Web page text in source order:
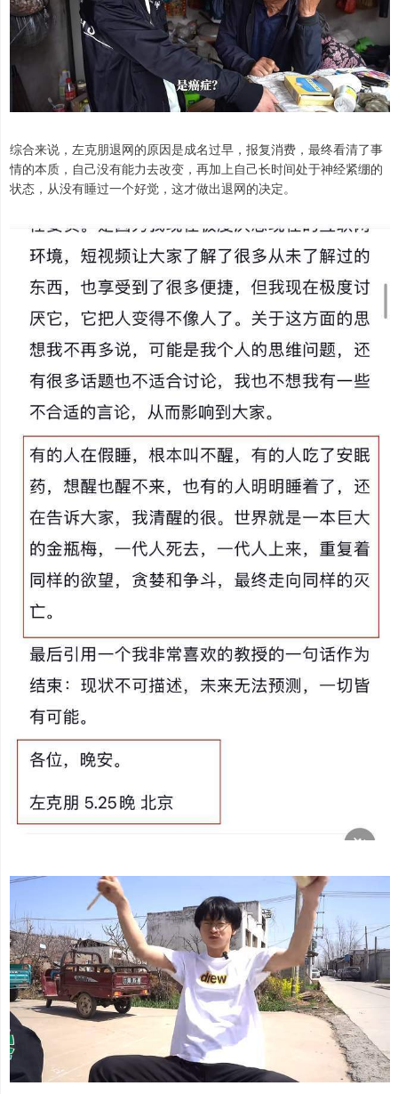
综合来说，左克朋退网的原因是成名过早，报复消费，最终看清了事
情的本质，自己没有能力去改变，再加上自己长时间处于神经紧绷的
状态，从没有睡过一个好觉，这才做出退网的决定。